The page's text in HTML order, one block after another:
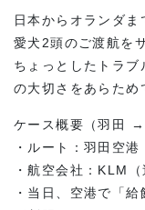
日本からオランダ
愛犬2頭のご渡航を
ちょっとしたトラ
の大切さをあらため
ケース概要（羽田 →
・ルート：羽田空
・航空会社：KLM
・当日、空港で「